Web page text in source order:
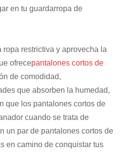
en tu guardarropa de
ropa restrictiva y aprovecha la
ofrecepantalones cortos de
de comodidad,
que absorben la humedad,
que los pantalones cortos de
cuando se trata de
un par de pantalones cortos de
en camino de conquistar tus